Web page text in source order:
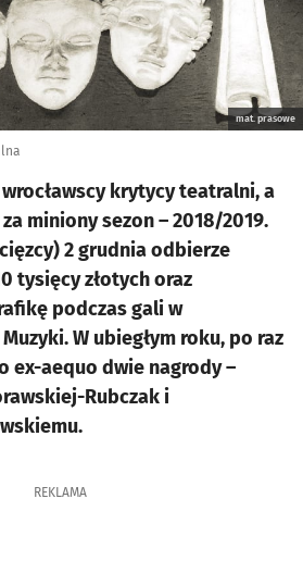
mat. prasowe
krytycy teatralni, a
miniony sezon – 2018/2019.
2 grudnia odbierze
tysięcy złotych oraz
podczas gali w
W ubiegłym roku, po raz
ex-aequo dwie nagrody –
Rubczak i
REKLAMA